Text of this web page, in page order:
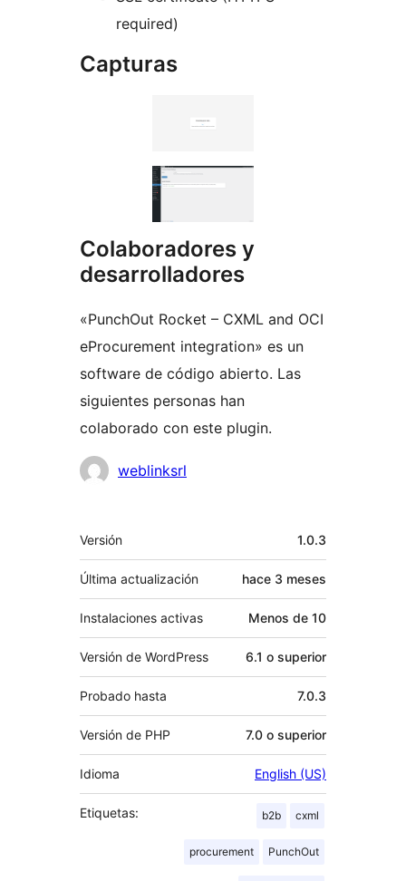
required)
Capturas
Colaboradores y
desarrolladores
«PunchOut Rocket – CXML and OCI
eProcurement integration» es un
software de código abierto. Las
siguientes personas han
colaborado con este plugin.
Colaboradores
weblinksrl
Meta
Versión 1.0.3
Última actualización hace 3 meses
Instalaciones activas Menos de 10
Versión de WordPress 6.1 o superior
Probado hasta 7.0.3
Versión de PHP 7.0 o superior
Idioma English (US)
Etiquetas: b2b cxml
procurement PunchOut